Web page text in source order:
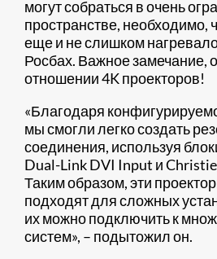
могут собраться в очень
пространстве, необходимо,
еще и не слишком
Росбах. Важное замечание,
отношении 4K проекторов!
«Благодаря
мы смогли легко создать
соединения, используя
Dual-Link DVI Input и
Таким образом, эти
подходят для сложных
их можно подключить к
систем», – подытожил он.